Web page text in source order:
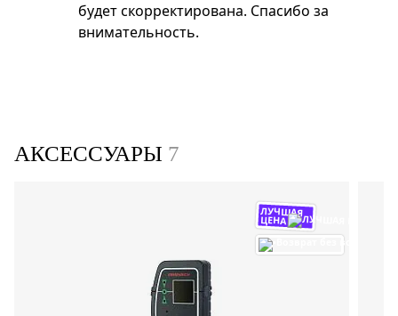
будет скорректирована. Спасибо за
внимательность.
АКСЕССУАРЫ 7
ЛУЧШАЯ
ЦЕНА